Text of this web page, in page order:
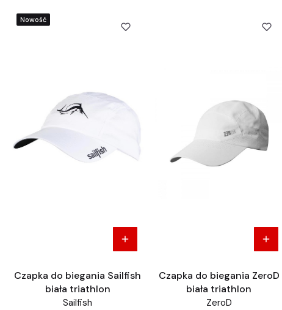
Nowość
Czapka do biegania Sailfish
biała triathlon
Sailfish
Czapka do biegania ZeroD
biała triathlon
ZeroD